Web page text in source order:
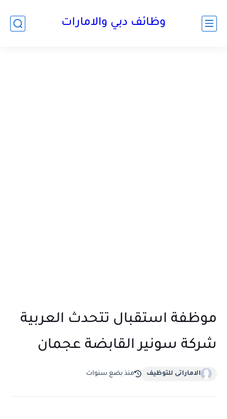
وظائف دبي والامارات
موظفة استقبال تتحدث العربية
شركة سونير القابضة عجمان
الاماراتى للتوظيف منذ بضع سنوات